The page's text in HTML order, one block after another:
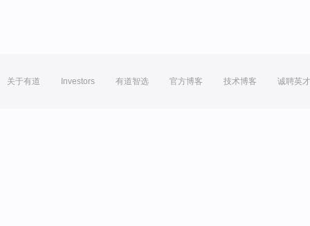
关于有道 Investors 有道智选 官方博客 技术博客 诚聘英才